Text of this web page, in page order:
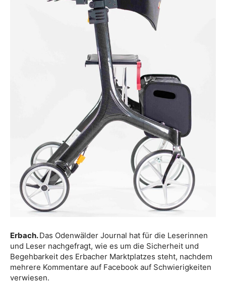
Erbach.Das Odenwälder Journal hat für die Leserinnen
und Leser nachgefragt, wie es um die Sicherheit und
Begehbarkeit des Erbacher Marktplatzes steht, nachdem
mehrere Kommentare auf Facebook auf Schwierigkeiten
verwiesen.